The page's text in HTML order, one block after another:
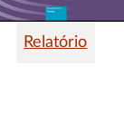
Relatório